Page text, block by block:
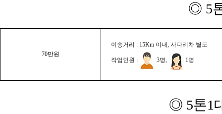
◎ 5
70만원
이송거리 : 15Km 이내, 사다리차 별도
작업인원 : 3명, 1명
◎ 5톤1